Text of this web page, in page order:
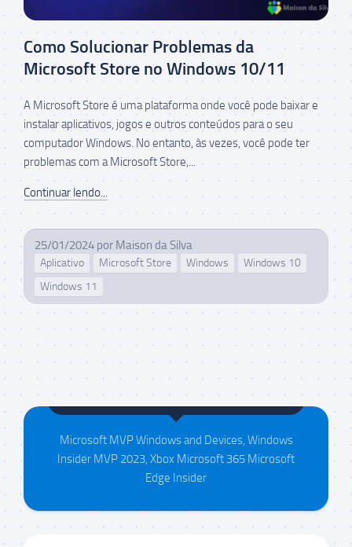
Como Solucionar Problemas da
Microsoft Store no Windows 10/11
A Microsoft Store é uma plataforma onde você pode baixar e
instalar aplicativos, jogos e outros conteúdos para o seu
computador Windows. No entanto, às vezes, você pode ter
problemas com a Microsoft Store,...
Continuar lendo...
25/01/2024 por Maison da Silva
Aplicativo Microsoft Store Windows
Windows 10
Windows 11
Maison da Silva
Microsoft MVP Windows and Devices, Windows
Insider MVP 2023, Xbox Microsoft 365 Microsoft
Edge Insider